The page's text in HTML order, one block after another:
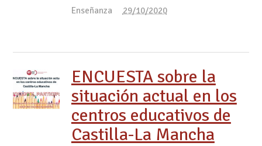
Enseñanza 29/10/2020
ENCUESTA sobre la
situación actual en los
centros educativos de
Castilla-La Mancha